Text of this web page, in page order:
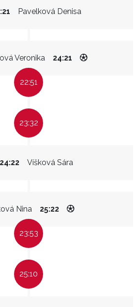
Pavelková Denisa
Veronika 24:21
22:51
23:32
Víšková Sára
24:22
Nina 25:22
23:53
25:10